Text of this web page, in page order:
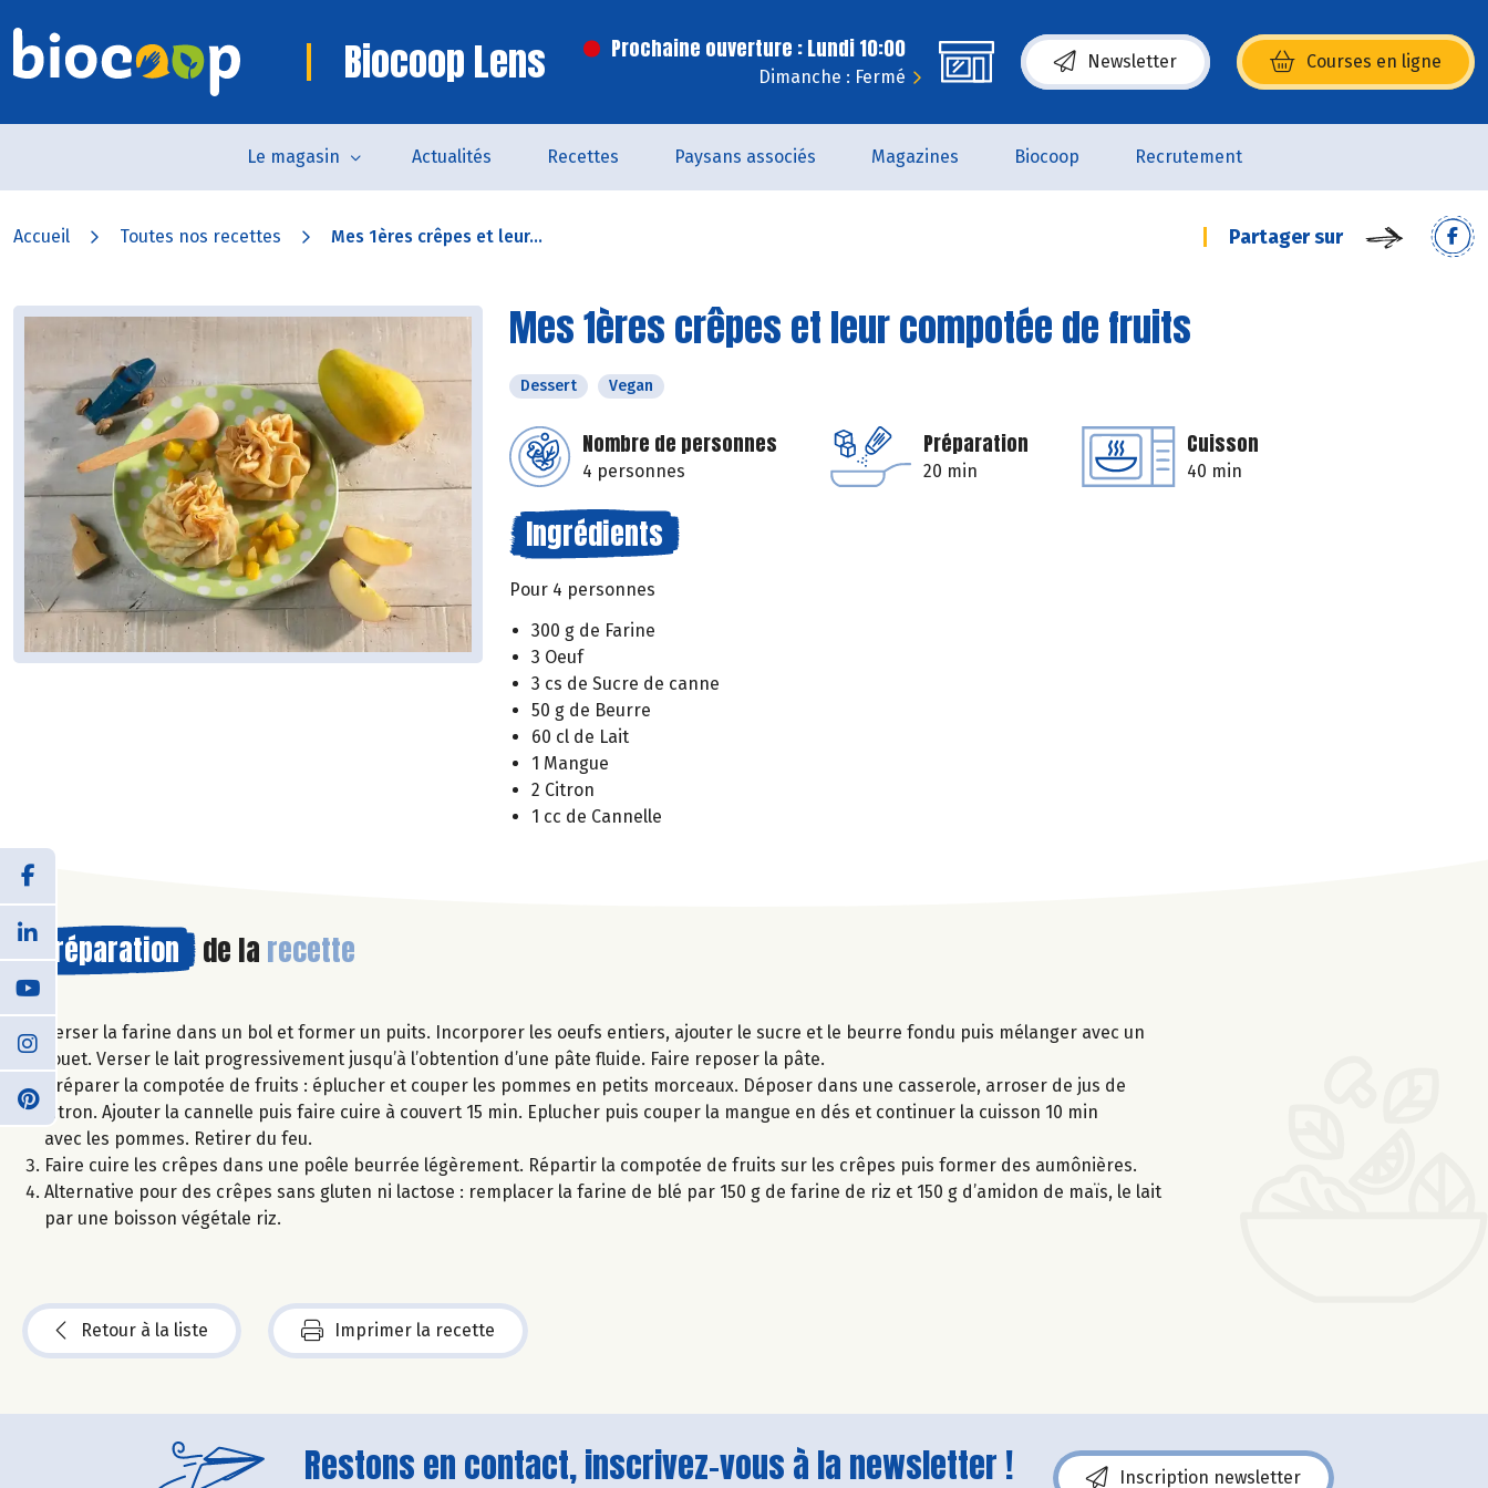
Biocoop Lens Prochaine ouverture : Lundi 10:00
Dimanche : Fermé
Newsletter Courses en ligne
(s’ouvre dans une nouvelle fenêtre)
Le magasin Actualités Recettes Paysans associés Magazines Biocoop Recrutement
Accueil Toutes nos recettes Mes 1ères crêpes et leur... Partager sur
Mes 1ères crêpes et leur compotée de fruits
Dessert Vegan
Nombre de personnes
4 personnes
Préparation
20 min
Cuisson
40 min
Ingrédients
Pour 4 personnes
300 g de Farine
3 Oeuf
3 cs de Sucre de canne
50 g de Beurre
60 cl de Lait
1 Mangue
2 Citron
1 cc de Cannelle
Préparation de la recette
Verser la farine dans un bol et former un puits. Incorporer les oeufs entiers, ajouter le sucre et le beurre fondu puis mélanger avec un
fouet. Verser le lait progressivement jusqu’à l’obtention d’une pâte fluide. Faire reposer la pâte.
Préparer la compotée de fruits : éplucher et couper les pommes en petits morceaux. Déposer dans une casserole, arroser de jus de
citron. Ajouter la cannelle puis faire cuire à couvert 15 min. Eplucher puis couper la mangue en dés et continuer la cuisson 10 min
avec les pommes. Retirer du feu.
Faire cuire les crêpes dans une poêle beurrée légèrement. Répartir la compotée de fruits sur les crêpes puis former des aumônières.
Alternative pour des crêpes sans gluten ni lactose : remplacer la farine de blé par 150 g de farine de riz et 150 g d’amidon de maïs, le lait
par une boisson végétale riz.
Retour à la liste Imprimer la recette
Restons en contact, inscrivez-vous à la newsletter ! Inscription newsletter